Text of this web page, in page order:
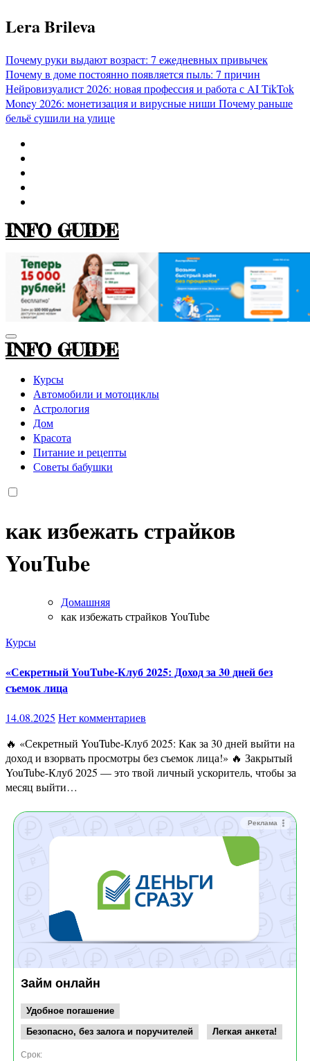
Перейти
к
Lera Brileva
Почему руки выдают возраст: 7 ежедневных привычек
Почему в доме постоянно появляется пыль: 7 причин
Нейровизуалист 2026: новая профессия и работа с AITikTok
Money 2026: монетизация и вирусные ниши Почему раньше
бельё сушили на улице
INFO GUIDE
INFO GUIDE
Курсы
Автомобили и мотоциклы
Астрология
Дом
Красота
Питание и рецепты
Советы бабушки
как избежать страйков
YouTube
Домашняя
как избежать страйков YouTube
Курсы
«Секретный YouTube-Клуб 2025: Доход за 30 дней без
съемок лица
14.08.2025 Нет комментариев
🔥 «Секретный YouTube-Клуб 2025: Как за 30 дней выйти на
доход и взорвать просмотры без съемок лица!» 🔥 Закрытый
YouTube-Клуб 2025 — это твой личный ускоритель, чтобы за
месяц выйти…
Реклама
Займ онлайн
Удобное погашение
Безопасно, без залога и поручителей
Легкая анкета!
Срок: